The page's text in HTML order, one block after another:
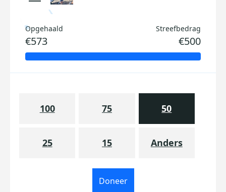
Opgehaald
€573
Streefbedrag
€500
100 75 50
25 15 Anders
Doneer